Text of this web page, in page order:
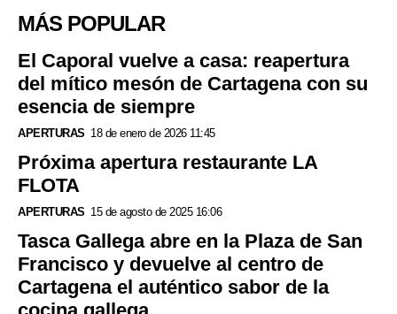
MÁS POPULAR
El Caporal vuelve a casa: reapertura
del mítico mesón de Cartagena con su
esencia de siempre
APERTURAS 18 de enero de 2026 11:45
Próxima apertura restaurante LA
FLOTA
APERTURAS 15 de agosto de 2025 16:06
Tasca Gallega abre en la Plaza de San
Francisco y devuelve al centro de
Cartagena el auténtico sabor de la